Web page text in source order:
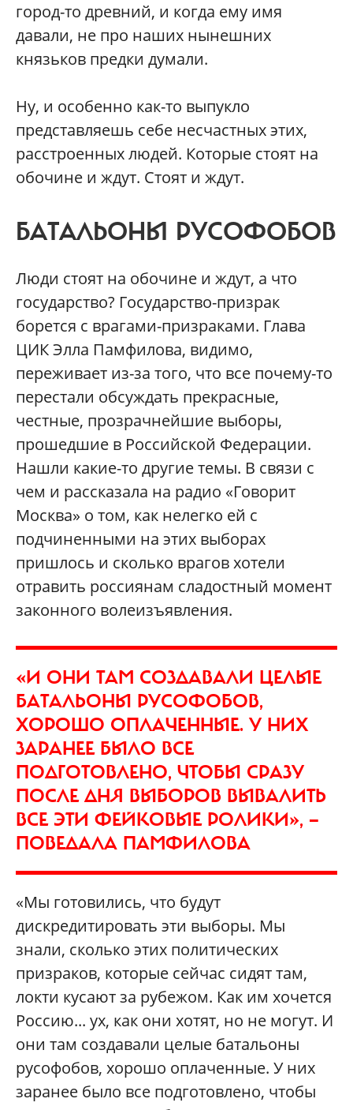
город-то древний, и когда ему имя
давали, не про наших нынешних
князьков предки думали.
Ну, и особенно как-то выпукло
представляешь себе несчастных этих,
расстроенных людей. Которые стоят на
обочине и ждут. Стоят и ждут.
БАТАЛЬОНЫ РУСОФОБОВ
Люди стоят на обочине и ждут, а что
государство? Государство-призрак
борется с врагами-призраками. Глава
ЦИК Элла Памфилова, видимо,
переживает из-за того, что все почему-то
перестали обсуждать прекрасные,
честные, прозрачнейшие выборы,
прошедшие в Российской Федерации.
Нашли какие-то другие темы. В связи с
чем и рассказала на радио «Говорит
Москва» о том, как нелегко ей с
подчиненными на этих выборах
пришлось и сколько врагов хотели
отравить россиянам сладостный момент
законного волеизъявления.
«И ОНИ ТАМ СОЗДАВАЛИ ЦЕЛЫЕ
БАТАЛЬОНЫ РУСОФОБОВ,
ХОРОШО ОПЛАЧЕННЫЕ. У НИХ
ЗАРАНЕЕ БЫЛО ВСЕ
ПОДГОТОВЛЕНО, ЧТОБЫ СРАЗУ
ПОСЛЕ ДНЯ ВЫБОРОВ ВЫВАЛИТЬ
ВСЕ ЭТИ ФЕЙКОВЫЕ РОЛИКИ», —
ПОВЕДАЛА ПАМФИЛОВА
«Мы готовились, что будут
дискредитировать эти выборы. Мы
знали, сколько этих политических
призраков, которые сейчас сидят там,
локти кусают за рубежом. Как им хочется
Россию... ух, как они хотят, но не могут. И
они там создавали целые батальоны
русофобов, хорошо оплаченные. У них
заранее было все подготовлено, чтобы